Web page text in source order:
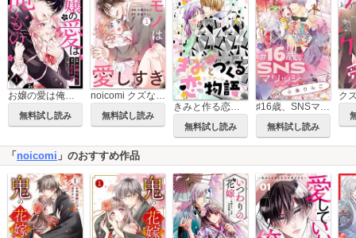
お嬢の愛は俺のもの
無料試し読み
noicomi クズなケモノは愛しすぎ
無料試し読み
きみと作る恋物語【マイクロ】【デジタル限定特典付き】
無料試し読み
♯16歳、SNSマリッジ【マイクロ】
無料試し読み
「 noicomi 」のおすすめ作品